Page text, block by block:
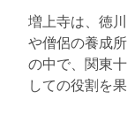
増上寺は、徳
や僧侶の養成
の中で、関東
しての役割を